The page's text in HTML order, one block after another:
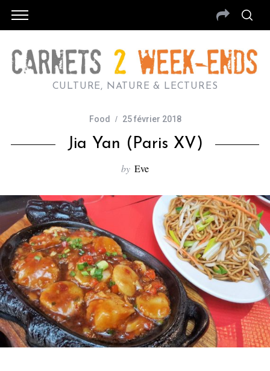
CULTURE, NATURE & LECTURES
Food 25 février 2018
Jia Yan (Paris XV)
by Eve